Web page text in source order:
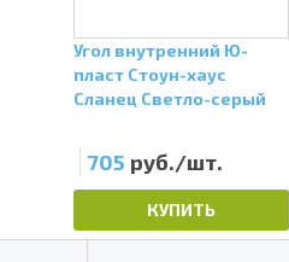
Угол внутренний Ю-
пласт Стоун-хаус
Сланец Светло-серый
705 руб./шт.
КУПИТЬ